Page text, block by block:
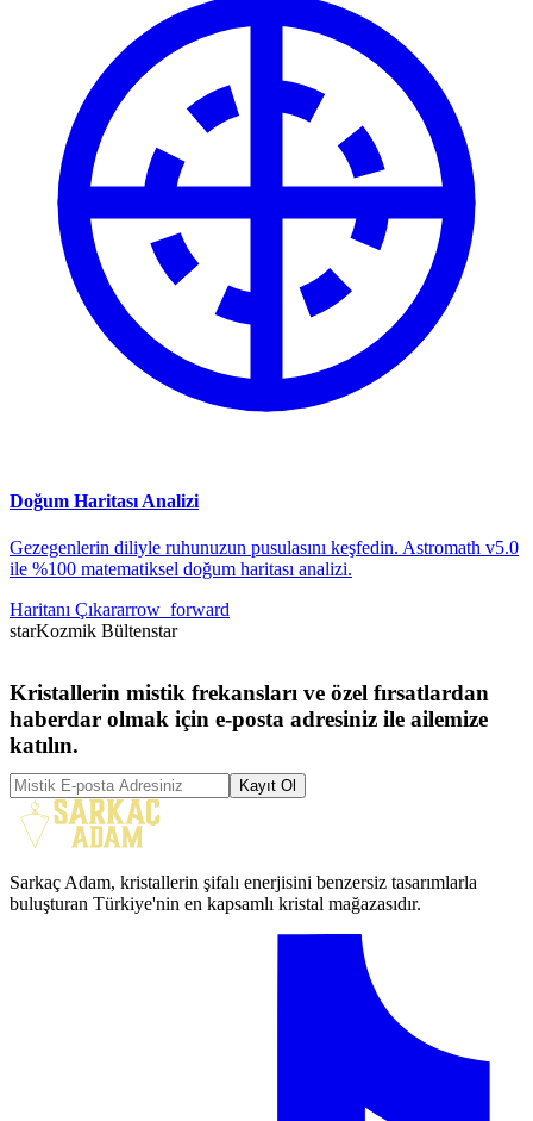
Doğum Haritası Analizi
Gezegenlerin diliyle ruhunuzun pusulasını keşfedin. Astromath v5.0
ile %100 matematiksel doğum haritası analizi.
Haritanı Çıkararrow_forward
starKozmik Bültenstar
Kristallerin mistik frekansları ve özel fırsatlardan
haberdar olmak için e-posta adresiniz ile ailemize
katılın.
Kayıt Ol
Sarkaç Adam, kristallerin şifalı enerjisini benzersiz tasarımlarla
buluşturan Türkiye'nin en kapsamlı kristal mağazasıdır.